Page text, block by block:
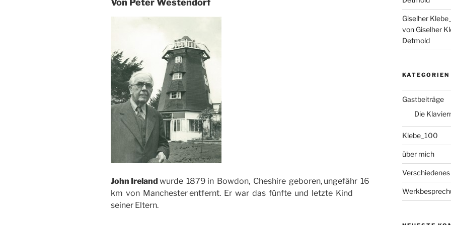
Von Peter Westendorf
John Ireland wurde 1879 in Bowdon, Cheshire geboren, ungefähr 16
km von Manchester entfernt. Er war das fünfte und letzte Kind
seiner Eltern.
Giselher
von Giselher
Detmold
KATEGORIEN
Gastbeiträge
Die
Klebe_100
über mich
Verschiedenes